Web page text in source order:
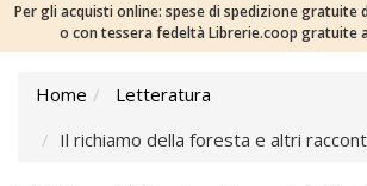
Per gli acquisti online: spese di spedizione gratuite
o con tessera fedeltà Librerie.coop gratuite
Home
Letteratura
Il richiamo della foresta e altri